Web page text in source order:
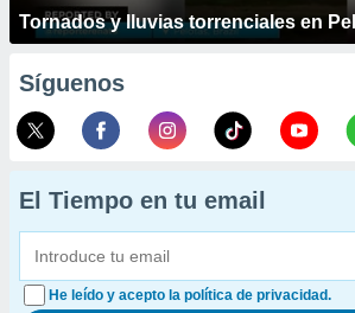
Tornados y lluvias torrenciales en
Síguenos
El Tiempo en tu email
He leído y acepto la política de privacidad.